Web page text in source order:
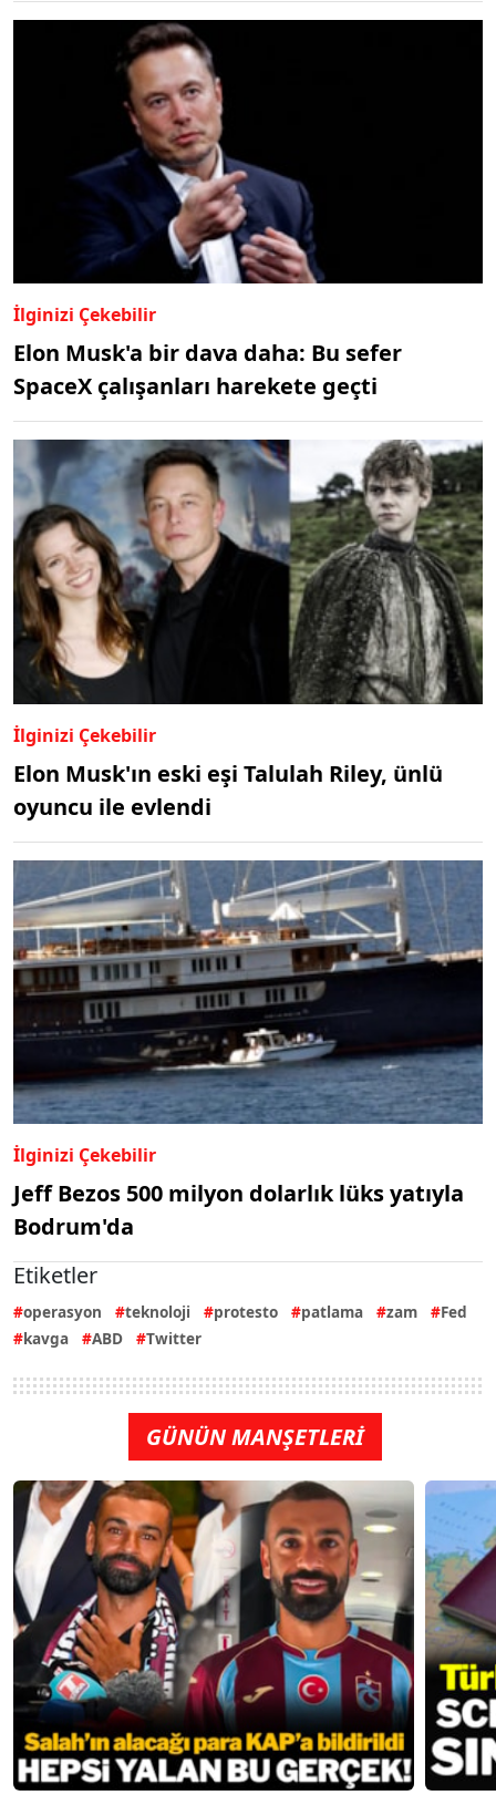
İlginizi Çekebilir
Elon Musk'a bir dava daha: Bu sefer
SpaceX çalışanları harekete geçti
İlginizi Çekebilir
Elon Musk'ın eski eşi Talulah Riley, ünlü
oyuncu ile evlendi
İlginizi Çekebilir
Jeff Bezos 500 milyon dolarlık lüks yatıyla
Bodrum'da
Etiketler
operasyon teknoloji protesto patlama zam
Fed
kavga
ABD Twitter
GÜNÜN MANŞETLERİ